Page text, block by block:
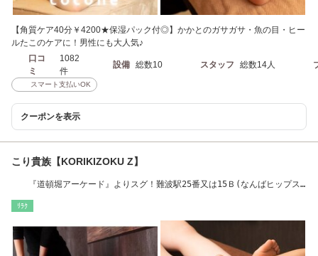
【角質ケア40分￥4200★保湿パック付◎】かかとのガサガサ・魚の目・ヒー
ルたこのケアに！男性にも大人気♪
口コ
ミ
1082
件
設備 総数10 スタッフ 総数14人
スマート支払いOK
クーポンを表示
こり貴族【KORIKIZOKU Z】
『道頓堀アーケード』よりスグ！難波駅25番又は15Ｂ(なんばヒップス)
ﾘﾗｸ